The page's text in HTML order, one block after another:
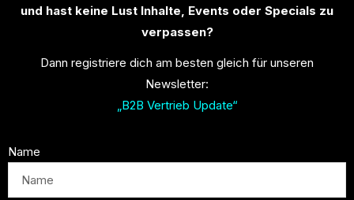
und hast keine Lust Inhalte, Events oder Specials zu
verpassen?
Dann registriere dich am besten gleich für unseren
Newsletter:
„B2B Vertrieb Update“
Name